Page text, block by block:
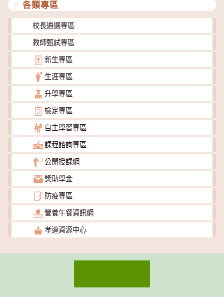
各類專區
校長遴選專區
教師甄試專區
新生專區
生涯專區
升學專區
檢定專區
自主學習專區
課程諮詢專區
公開授課網
獎助學金
防疫專區
營養午餐資訊網
孝道資源中心